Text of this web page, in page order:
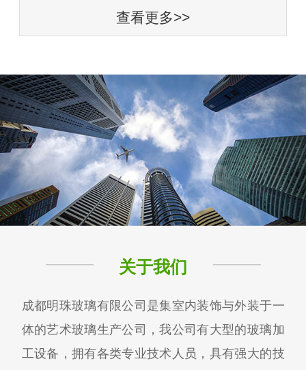
查看更多>>
关于我们
成都明珠玻璃有限公司是集室内装饰与外装于一
体的艺术玻璃生产公司，我公司有大型的玻璃加
工设备，拥有各类专业技术人员，具有强大的技